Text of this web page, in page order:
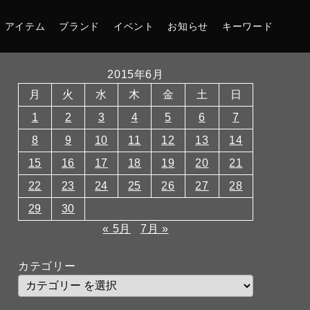
アイテム ブランド イベント お知らせ キーワード
2015年6月
月
火 水 木 金 土
日
1
2 3 4 5 6
7
8
9 10 11 12 13
14
15
16 17 18 19 20
21
22
23 24 25 26 27
28
29
30
« 5月
7月 »
カテゴリー